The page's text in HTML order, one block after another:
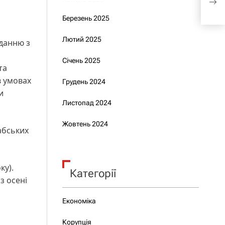
з
умовах
осені
Березень 2025
Лютий 2025
Січень 2025
Грудень 2024
Листопад 2024
Жовтень 2024
Категорії
Економіка
Корупція